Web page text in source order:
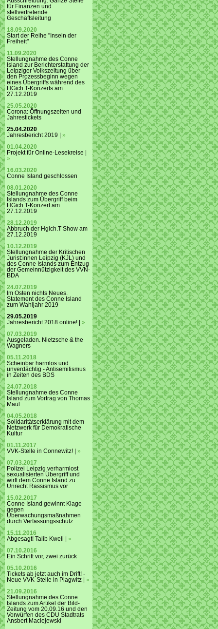
für Finanzen und
stellvertretende
Geschäftsleitung
18.09.2020
Start der Reihe "Inseln der
Freiheit"
11.09.2020
Stellungnahme des Conne
Island zur Berichterstattung der
Leipziger Volkszeitung über
den Prozessbeginn wegen
eines Übergriffs während des
HGich.T-Konzerts am
27.12.2019
25.05.2020
Corona: Öffnungszeiten und
Jahrestickets
25.04.2020
Jahresbericht 2019 | »
01.04.2020
Projekt für Online-Lesekreise |
»
16.03.2020
Conne Island geschlossen
08.01.2020
Stellungnahme des Conne
Islands zum Übergriff beim
HGich.T-Konzert am
27.12.2019
28.12.2019
Abbruch der Hgich.T Show am
27.12.2019
10.12.2019
Stellungnahme der Kritischen
Jurist:innen Leipzig (KJL) und
des Conne Islands zum Entzug
der Gemeinnützigkeit des VVN-
BDA
24.07.2019
Im Osten nichts Neues.
Statement des Conne Island
zum Wahljahr 2019
29.05.2019
Jahresbericht 2018 online! | »
07.03.2019
Ausgeladen. Nietzsche & the
Wagners
05.11.2018
Scheinbar harmlos und
unverdächtig - Antisemitismus
in Zeiten des BDS
24.07.2018
Stellungnahme des Conne
Island zum Vortrag von Thomas
Maul
04.05.2018
Solidaritätserklärung mit dem
Netzwerk für Demokratische
Kultur
01.11.2017
VVK-Stelle in Connewitz! | »
07.03.2017
Polizei Leipzig verharmlost
sexualisierten Übergriff und
wirft dem Conne Island zu
Unrecht Rassismus vor
15.02.2017
Conne Island gewinnt Klage
gegen
Überwachungsmaßnahmen
durch Verfassungsschutz
15.11.2016
Abgesagt! Talib Kweli | »
07.10.2016
Ein Schritt vor, zwei zurück
05.10.2016
Tickets ab jetzt auch im Drift! -
Neue VVK-Stelle in Plagwitz | »
21.09.2016
Stellungnahme des Conne
Islands zum Artikel der Bild-
Zeitung vom 20.09.16 und den
Vorwürfen des CDU Stadtrats
Ansbert Maciejewski